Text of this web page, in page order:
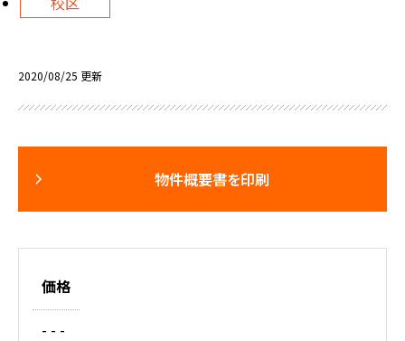
2020/08/25 更新
物件概要書を印刷
価格
- - -